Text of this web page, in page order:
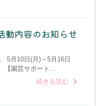
動内容のお知らせ
5月10日(月)～5月16日
【園芸サポート…
続きを読む